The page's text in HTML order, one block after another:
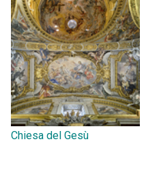
Chiesa del Gesù